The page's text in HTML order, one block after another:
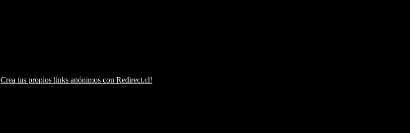
Crea tus propios links anónimos con Redirect.cl!